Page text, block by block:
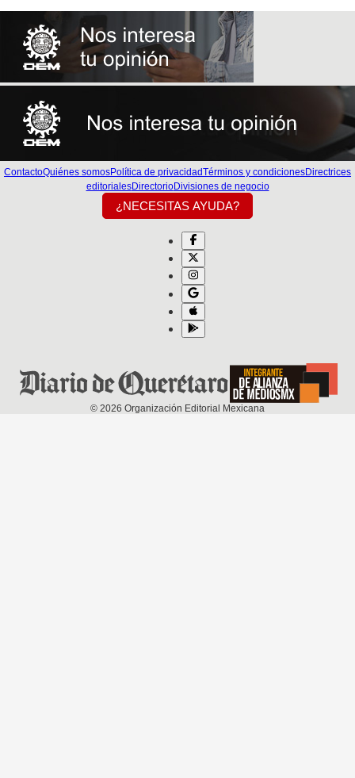
ContactoQuiénes somosPolítica de privacidadTérminos y condicionesDirectrices
editorialesDirectorioDivisiones de negocio
¿NECESITAS AYUDA?
© 2026 Organización Editorial Mexicana